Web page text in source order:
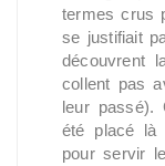
termes crus
se justifiait
découvrent
collent pas
leur passé).
été placé là
pour servir